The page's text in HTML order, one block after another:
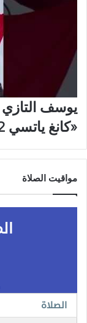
يوسف التازي
«كانغ ياتسي 2» في سن الـ15
مواقيت الصلاة